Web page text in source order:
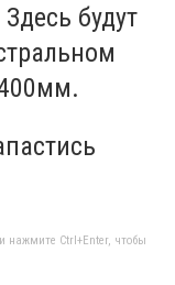
будут
нажмите Ctrl+Enter, чтобы